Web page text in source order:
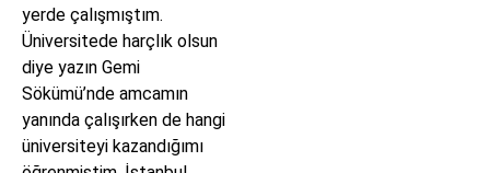
yerde çalışmıştım.
Üniversitede harçlık olsun
diye yazın Gemi
Sökümü’nde amcamın
yanında çalışırken de hangi
üniversiteyi kazandığımı